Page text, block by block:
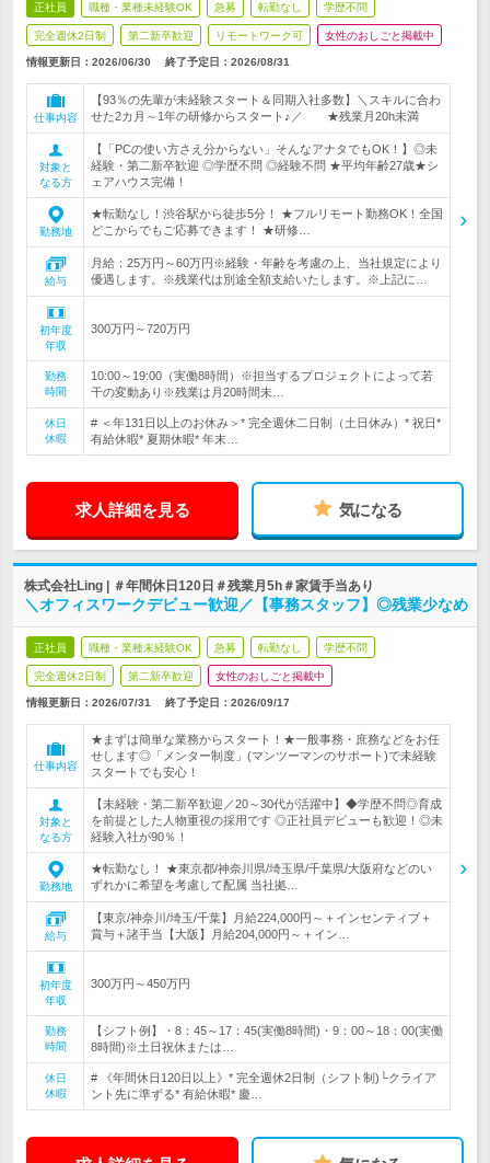
正社員 職種・業種未経験OK 急募 転勤なし 学歴不問
完全週休2日制 第二新卒歓迎 リモートワーク可 女性のおしごと掲載中
情報更新日：2026/06/30 終了予定日： 2026/08/31
仕事内容
【93％の先輩が未経験スタート＆同期入社多数】＼スキルに合わ
せた2カ月～1年の研修からスタート♪／ ★残業月20h未満
対象と
なる方
【「PCの使い方さえ分からない」そんなアナタでもOK！】◎未
経験・第二新卒歓迎 ◎学歴不問 ◎経験不問 ★平均年齢27歳★シ
ェアハウス完備！
勤務地
★転勤なし！渋谷駅から徒歩5分！ ★フルリモート勤務OK！全国
どこからでもご応募できます！ ★研修…
給与
月給：25万円～60万円※経験・年齢を考慮の上、当社規定により
優遇します。※残業代は別途全額支給いたします。※上記に…
初年度
年収
300万円～720万円
勤務
時間
10:00～19:00（実働8時間）※担当するプロジェクトによって若
干の変動あり※残業は月20時間未…
休日
休暇
# ＜年131日以上のお休み＞* 完全週休二日制（土日休み）* 祝日*
有給休暇* 夏期休暇* 年末…
求人詳細を見る 気になる
株式会社Ling | ＃年間休日120日＃残業月5h＃家賃手当あり
＼オフィスワークデビュー歓迎／【事務スタッフ】◎残業少なめ
正社員 職種・業種未経験OK 急募 転勤なし 学歴不問
完全週休2日制 第二新卒歓迎 女性のおしごと掲載中
情報更新日：2026/07/31 終了予定日： 2026/09/17
仕事内容
★まずは簡単な業務からスタート！★一般事務・庶務などをお任
せします◎「メンター制度」(マンツーマンのサポート)で未経験
スタートでも安心！
対象と
なる方
【未経験・第二新卒歓迎／20～30代が活躍中】◆学歴不問◎育成
を前提とした人物重視の採用です ◎正社員デビューも歓迎！◎未
経験入社が90％！
勤務地
★転勤なし！ ★東京都/神奈川県/埼玉県/千葉県/大阪府などのい
ずれかに希望を考慮して配属 当社拠…
給与
【東京/神奈川/埼玉/千葉】月給224,000円～＋インセンティブ＋
賞与＋諸手当【大阪】月給204,000円～＋イン…
初年度
年収
300万円～450万円
勤務
時間
【シフト例】・8：45～17：45(実働8時間)・9：00～18：00(実働
8時間)※土日祝休または…
休日
休暇
# 《年間休日120日以上》* 完全週休2日制（シフト制)└クライア
ント先に準ずる* 有給休暇* 慶…